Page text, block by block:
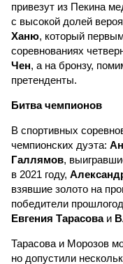
привезут из Пекина
с высокой долей
Ханю, который
соревнованиях
Чен, а на бронзу,
претенденты.
Битва чемпионов
В спортивных
чемпионских дуэта:
Галлямов,
в 2021 году,
взявшие золото на
победители
Евгения Тарасоваи
Тарасова и Морозов
но допустили